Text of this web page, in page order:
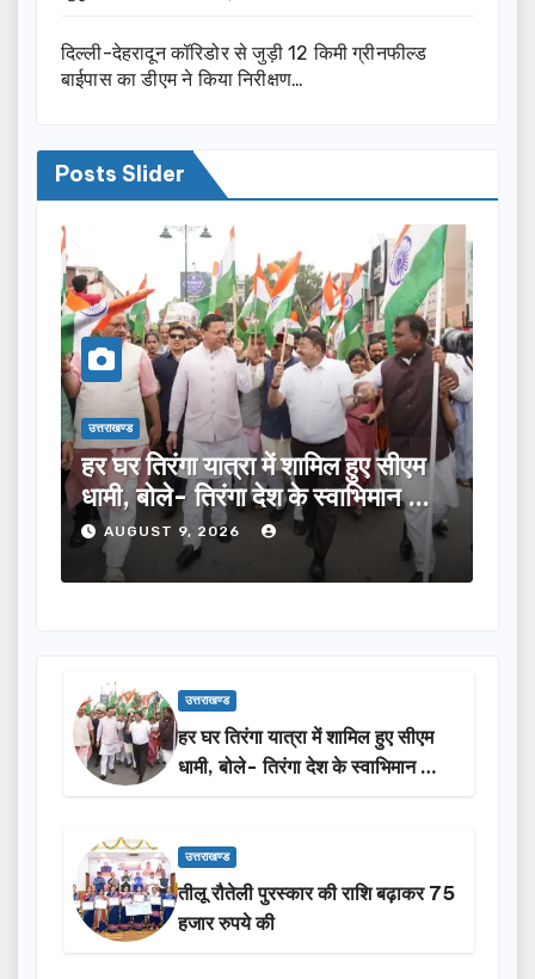
दिल्ली-देहरादून कॉरिडोर से जुड़ी 12 किमी ग्रीनफील्ड
बाईपास का डीएम ने किया निरीक्षण…
Posts Slider
उत्तराखण्ड
हर घर तिरंगा यात्रा में शामिल हुए सीएम
धामी, बोले- तिरंगा देश के स्वाभिमान का
प्रतीक
AUGUST 9, 2026
उत्तराखण्ड
हर घर तिरंगा यात्रा में शामिल हुए सीएम
धामी, बोले- तिरंगा देश के स्वाभिमान का
प्रतीक
उत्तराखण्ड
तीलू रौतेली पुरस्कार की राशि बढ़ाकर 75
हजार रुपये की